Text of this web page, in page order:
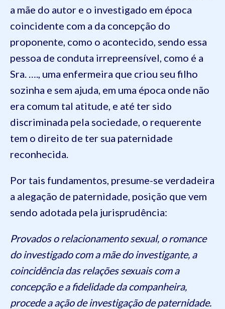
a mãe do autor e o investigado em época
coincidente com a da concepção do
proponente, como o acontecido, sendo essa
pessoa de conduta irrepreensível, como é a
Sra. …., uma enfermeira que criou seu filho
sozinha e sem ajuda, em uma época onde não
era comum tal atitude, e até ter sido
discriminada pela sociedade, o requerente
tem o direito de ter sua paternidade
reconhecida.
Por tais fundamentos, presume-se verdadeira
a alegação de paternidade, posição que vem
sendo adotada pela jurisprudência:
Provados o relacionamento sexual, o romance
do investigado com a mãe do investigante, a
coincidência das relações sexuais com a
concepção e a fidelidade da companheira,
procede a ação de investigação de paternidade.